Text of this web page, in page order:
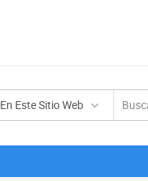
En Este Sitio Web